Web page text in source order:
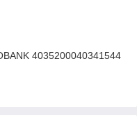
4035200040341544